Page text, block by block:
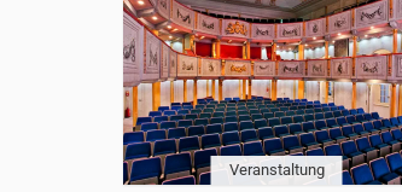
Veranstaltung